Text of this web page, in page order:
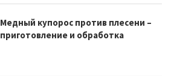
Медный купорос против плесени –
приготовление и обработка